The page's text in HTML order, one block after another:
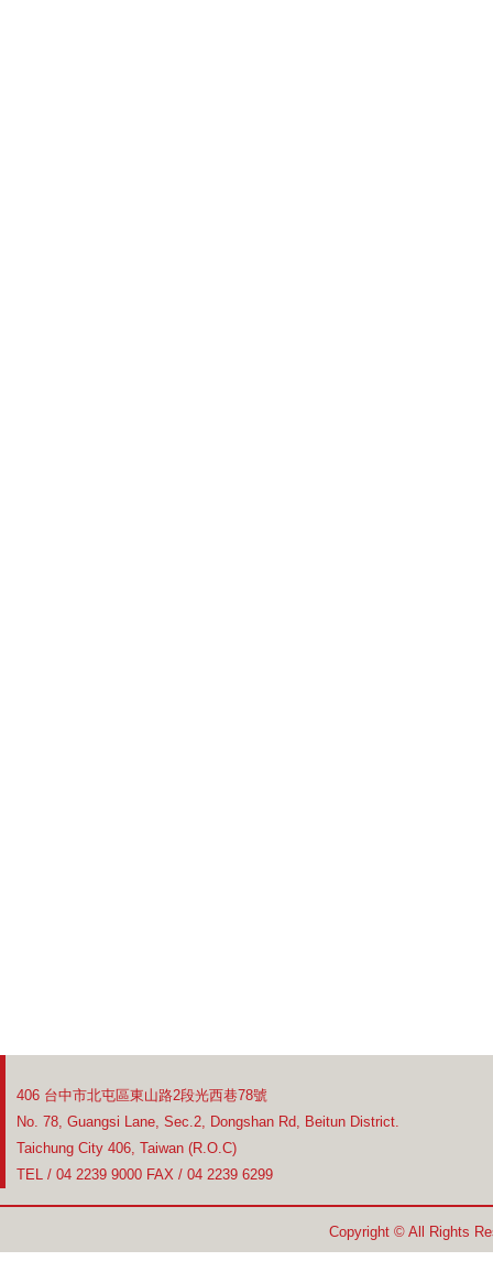
406 台中市北屯區東山路2段光西巷78號
No. 78, Guangsi Lane, Sec.2, Dongshan Rd, Beitun District.
Taichung City 406, Taiwan (R.O.C)
TEL / 04 2239 9000 FAX / 04 2239 6299
Copyright © All Rights